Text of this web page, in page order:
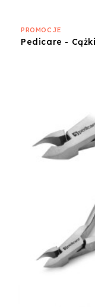
PROMOCJE
Pedicare -